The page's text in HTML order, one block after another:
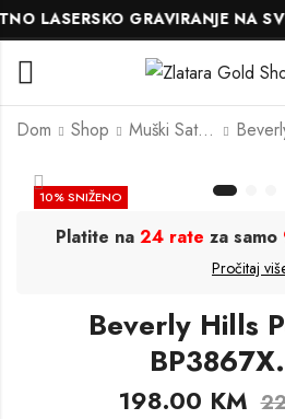
LASERSKO GRAVIRANJE NA SVE
Dom Shop Muški Satovi
10% SNIŽENO
Platite na 24 rate za samo
Pročitaj
Beverly Hills
198.00 KM